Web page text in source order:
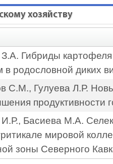
хозяйству
Гибриды
в родословной диких
С.М., Гулуева Л.Р.
продуктивности
Басиева М.А.
мировой
зоны Северного